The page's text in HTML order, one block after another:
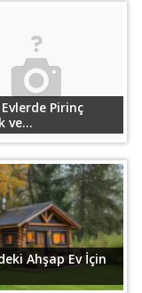
Pirinç
ve...
Ahşap Ev İçin